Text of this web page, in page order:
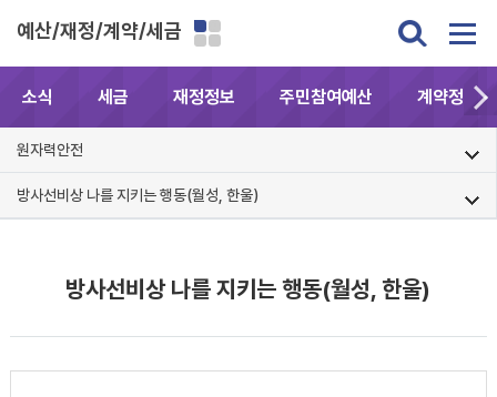
예산/재정/계약/세금
소식 세금 재정정보 주민참여예산 계약정보
원자력안전
방사선비상 나를 지키는 행동(월성, 한울)
방사선비상 나를 지키는 행동(월성, 한울)